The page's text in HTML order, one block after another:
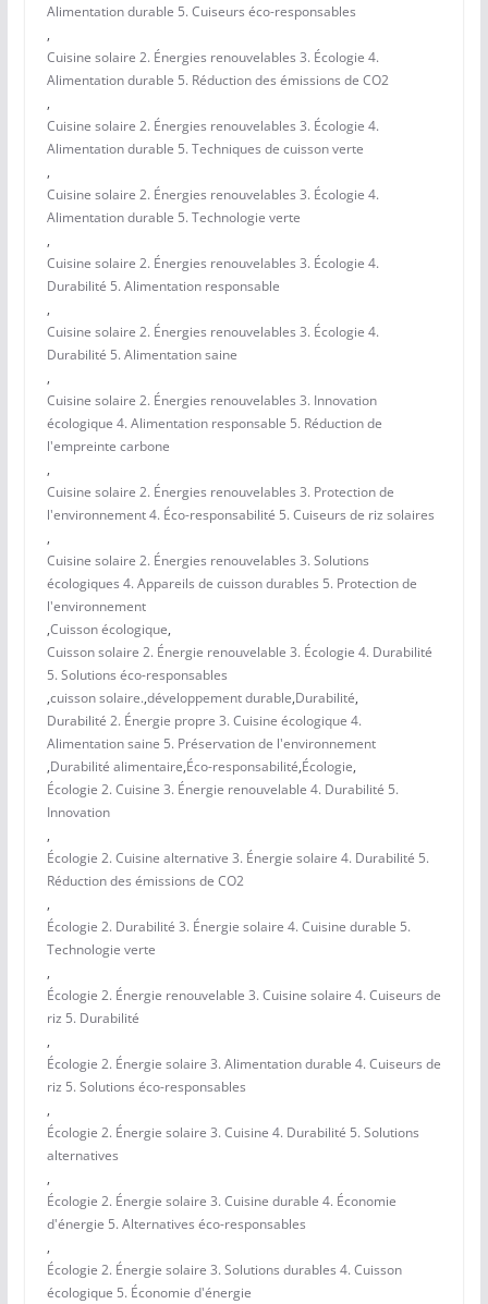
Alimentation durable 5. Cuiseurs éco-responsables
,
Cuisine solaire 2. Énergies renouvelables 3. Écologie 4.
Alimentation durable 5. Réduction des émissions de CO2
,
Cuisine solaire 2. Énergies renouvelables 3. Écologie 4.
Alimentation durable 5. Techniques de cuisson verte
,
Cuisine solaire 2. Énergies renouvelables 3. Écologie 4.
Alimentation durable 5. Technologie verte
,
Cuisine solaire 2. Énergies renouvelables 3. Écologie 4.
Durabilité 5. Alimentation responsable
,
Cuisine solaire 2. Énergies renouvelables 3. Écologie 4.
Durabilité 5. Alimentation saine
,
Cuisine solaire 2. Énergies renouvelables 3. Innovation
écologique 4. Alimentation responsable 5. Réduction de
l'empreinte carbone
,
Cuisine solaire 2. Énergies renouvelables 3. Protection de
l'environnement 4. Éco-responsabilité 5. Cuiseurs de riz solaires
,
Cuisine solaire 2. Énergies renouvelables 3. Solutions
écologiques 4. Appareils de cuisson durables 5. Protection de
l'environnement
,Cuisson écologique,
Cuisson solaire 2. Énergie renouvelable 3. Écologie 4. Durabilité
5. Solutions éco-responsables
,cuisson solaire.,développement durable,Durabilité,
Durabilité 2. Énergie propre 3. Cuisine écologique 4.
Alimentation saine 5. Préservation de l'environnement
,Durabilité alimentaire,Éco-responsabilité,Écologie,
Écologie 2. Cuisine 3. Énergie renouvelable 4. Durabilité 5.
Innovation
,
Écologie 2. Cuisine alternative 3. Énergie solaire 4. Durabilité 5.
Réduction des émissions de CO2
,
Écologie 2. Durabilité 3. Énergie solaire 4. Cuisine durable 5.
Technologie verte
,
Écologie 2. Énergie renouvelable 3. Cuisine solaire 4. Cuiseurs de
riz 5. Durabilité
,
Écologie 2. Énergie solaire 3. Alimentation durable 4. Cuiseurs de
riz 5. Solutions éco-responsables
,
Écologie 2. Énergie solaire 3. Cuisine 4. Durabilité 5. Solutions
alternatives
,
Écologie 2. Énergie solaire 3. Cuisine durable 4. Économie
d'énergie 5. Alternatives éco-responsables
,
Écologie 2. Énergie solaire 3. Solutions durables 4. Cuisson
écologique 5. Économie d'énergie